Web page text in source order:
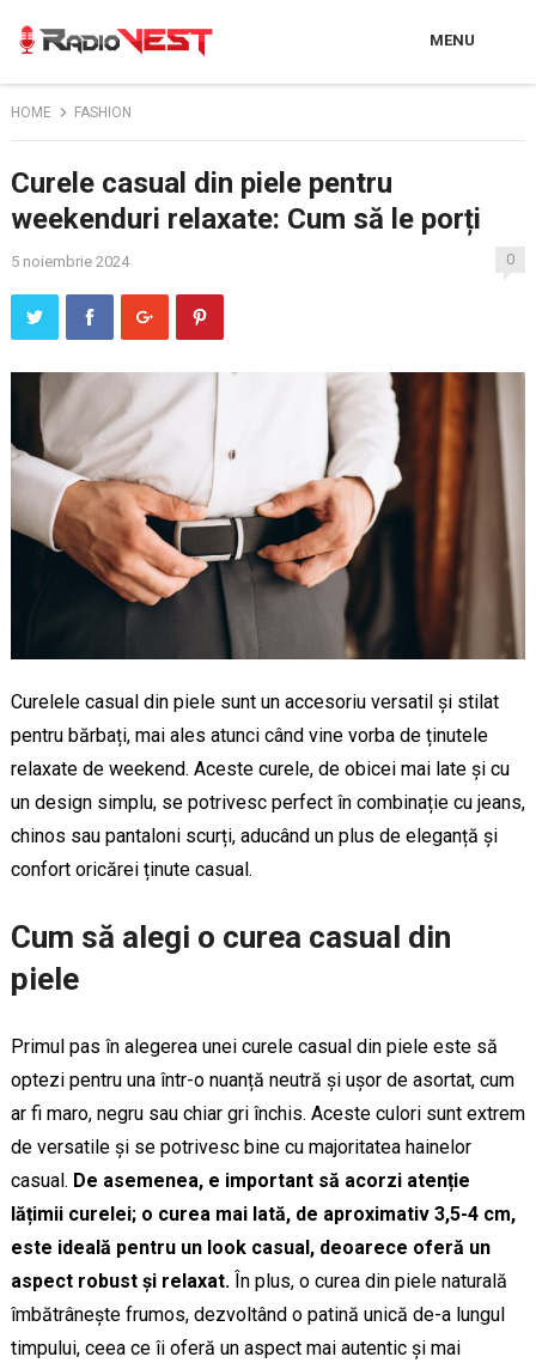
MENU
HOME FASHION
Curele casual din piele pentru
weekenduri relaxate: Cum să le porți
5 noiembrie 2024 0
Curelele casual din piele sunt un accesoriu versatil și stilat
pentru bărbați, mai ales atunci când vine vorba de ținutele
relaxate de weekend. Aceste curele, de obicei mai late și cu
un design simplu, se potrivesc perfect în combinație cu jeans,
chinos sau pantaloni scurți, aducând un plus de eleganță și
confort oricărei ținute casual.
Cum să alegi o curea casual din
piele
Primul pas în alegerea unei curele casual din piele este să
optezi pentru una într-o nuanță neutră și ușor de asortat, cum
ar fi maro, negru sau chiar gri închis. Aceste culori sunt extrem
de versatile și se potrivesc bine cu majoritatea hainelor
casual. De asemenea, e important să acorzi atenție
lățimii curelei; o curea mai lată, de aproximativ 3,5-4 cm,
este ideală pentru un look casual, deoarece oferă un
aspect robust și relaxat.În plus, o curea din piele naturală
îmbătrânește frumos, dezvoltând o patină unică de-a lungul
timpului, ceea ce îi oferă un aspect mai autentic și mai